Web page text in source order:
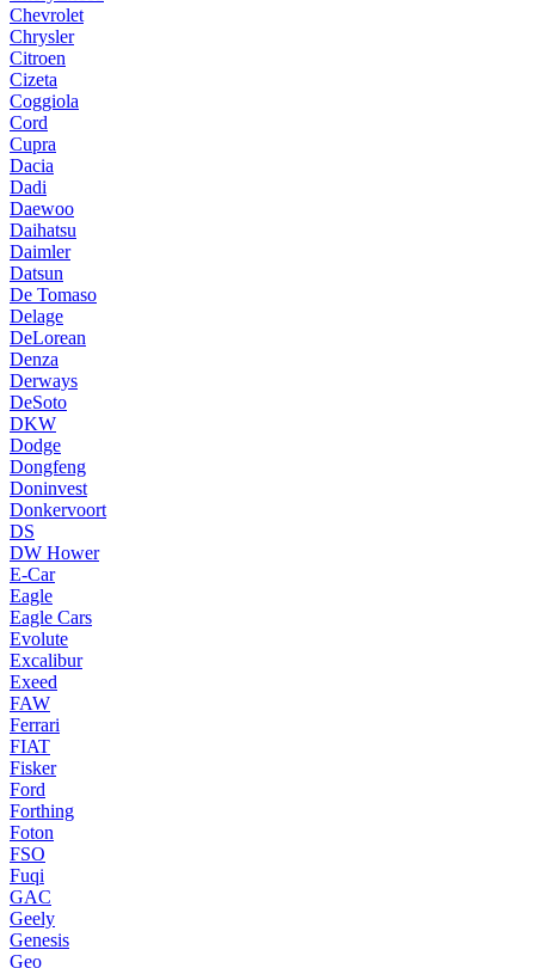
Chevrolet
Chrysler
Citroen
Cizeta
Coggiola
Cord
Cupra
Dacia
Dadi
Daewoo
Daihatsu
Daimler
Datsun
De Tomaso
Delage
DeLorean
Denza
Derways
DeSoto
DKW
Dodge
Dongfeng
Doninvest
Donkervoort
DS
DW Hower
E-Car
Eagle
Eagle Cars
Evolute
Excalibur
Exeed
FAW
Ferrari
FIAT
Fisker
Ford
Forthing
Foton
FSO
Fuqi
GAC
Geely
Genesis
Geo